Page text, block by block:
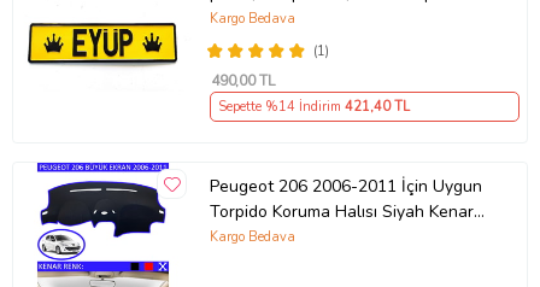
tırcı plakası (Sarı-Siyah)
(1)
Kargo Bedava
490,00 TL
Sepette %14 İndirim 421,40 TL
Peugeot 206 2006-2011 İçin Uygun
Torpido Koruma Halısı Siyah Kenar
Renk Mavi
Kargo Bedava